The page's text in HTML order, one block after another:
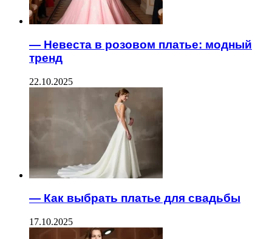
— Невеста в розовом платье: модный
тренд
22.10.2025
— Как выбрать платье для свадьбы
17.10.2025